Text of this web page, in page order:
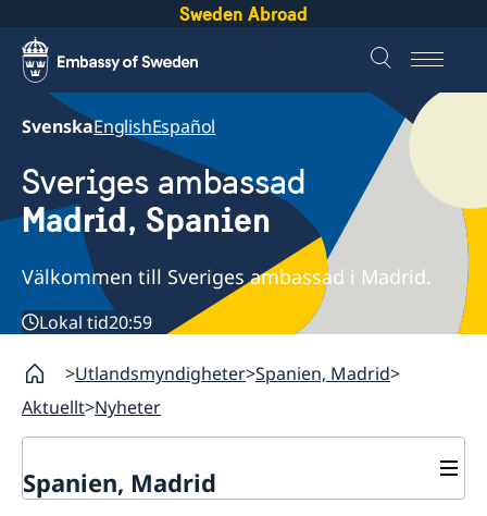
Sweden Abroad
SvenskaEnglishEspañol
Sveriges ambassad
Madrid, Spanien
Välkommen till Sveriges ambassad i Madrid.
Lokal tid20:59
Utlandsmyndigheter Spanien, Madrid
Aktuellt Nyheter
Spanien, Madrid